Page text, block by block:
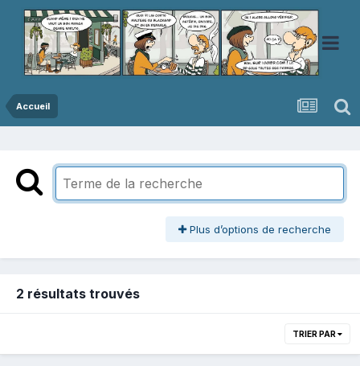
Accueil
Plus d’options de recherche
2 résultats trouvés
TRIER PAR